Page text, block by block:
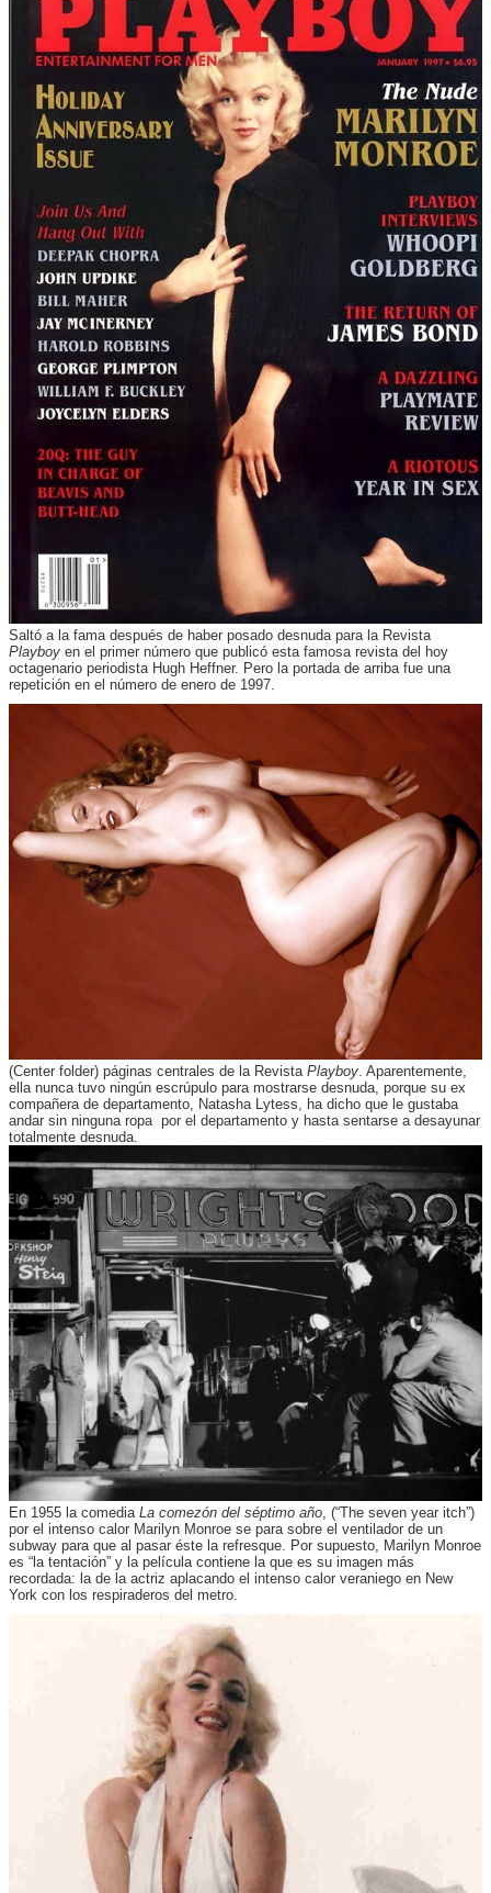
Saltó a la fama después de haber posado desnuda para la Revista
Playboy en el primer número que publicó esta famosa revista del hoy
octagenario periodista Hugh Heffner. Pero la portada de arriba fue una
repetición en el número de enero de 1997.
(Center folder) páginas centrales de la Revista Playboy. Aparentemente,
ella nunca tuvo ningún escrúpulo para mostrarse desnuda, porque su ex
compañera de departamento, Natasha Lytess, ha dicho que le gustaba
andar sin ninguna ropa por el departamento y hasta sentarse a desayunar
totalmente desnuda.
En 1955 la comedia La comezón del séptimo año, (“The seven year itch”)
por el intenso calor Marilyn Monroe se para sobre el ventilador de un
subway para que al pasar éste la refresque. Por supuesto, Marilyn Monroe
es “la tentación” y la película contiene la que es su imagen más
recordada: la de la actriz aplacando el intenso calor veraniego en New
York con los respiraderos del metro.